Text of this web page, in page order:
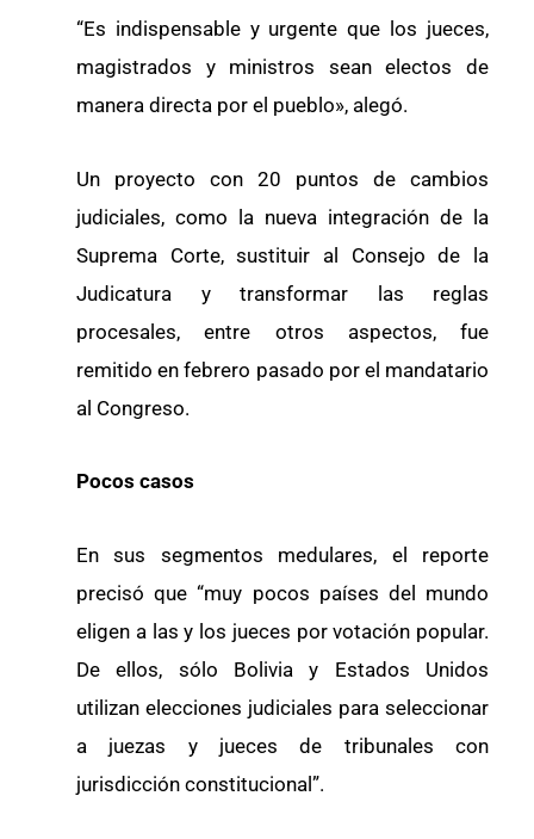
“Es indispensable y urgente que los jueces,
magistrados y ministros sean electos de
manera directa por el pueblo», alegó.
Un proyecto con 20 puntos de cambios
judiciales, como la nueva integración de la
Suprema Corte, sustituir al Consejo de la
Judicatura y transformar las reglas
procesales, entre otros aspectos, fue
remitido en febrero pasado por el mandatario
al Congreso.
Pocos casos
En sus segmentos medulares, el reporte
precisó que “muy pocos países del mundo
eligen a las y los jueces por votación popular.
De ellos, sólo Bolivia y Estados Unidos
utilizan elecciones judiciales para seleccionar
a juezas y jueces de tribunales con
jurisdicción constitucional”.